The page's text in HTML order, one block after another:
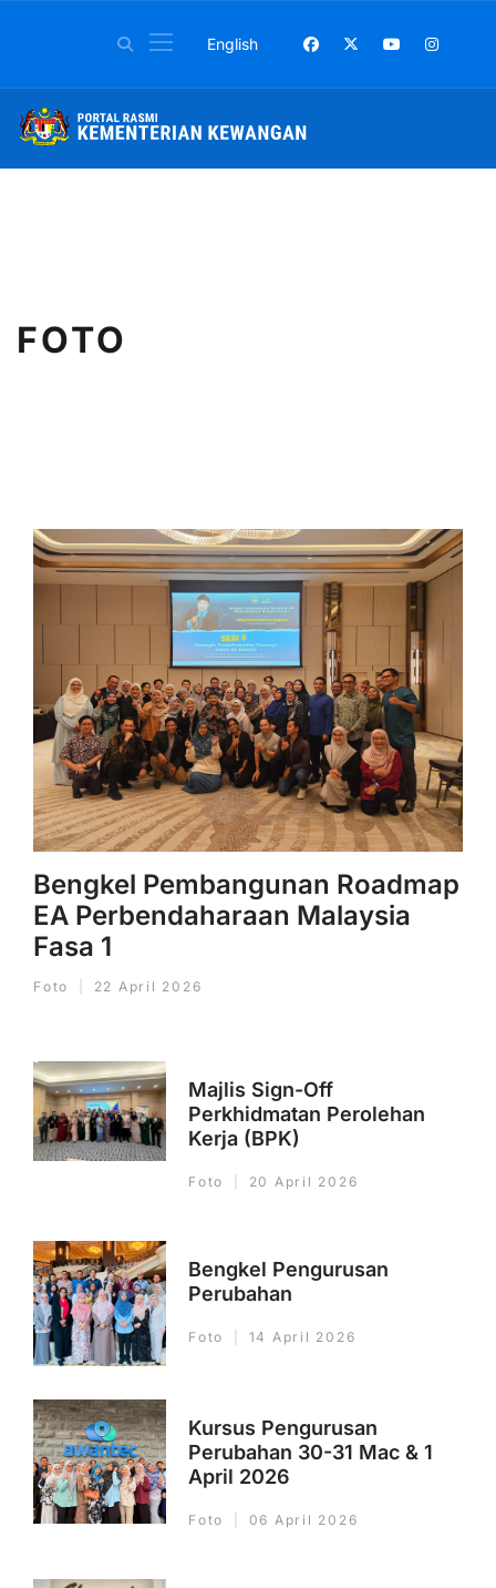
Pilih bahasa anda
English
FOTO
Bengkel Pembangunan Roadmap
EA Perbendaharaan Malaysia
Fasa 1
Foto 22 April 2026
Majlis Sign-Off
Perkhidmatan Perolehan
Kerja (BPK)
Foto 20 April 2026
Bengkel Pengurusan
Perubahan
Foto 14 April 2026
Kursus Pengurusan
Perubahan 30-31 Mac & 1
April 2026
Foto 06 April 2026